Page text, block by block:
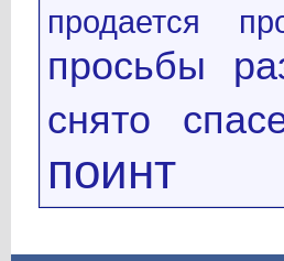
продается
просьбы
снято
поинт